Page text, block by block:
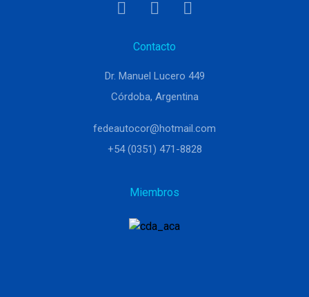
Contacto
Dr. Manuel Lucero 449
Córdoba, Argentina
fedeautocor@hotmail.com
+54 (0351) 471-8828
Miembros